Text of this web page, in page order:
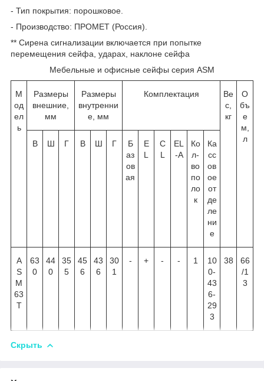
- Тип покрытия: порошковое.
- Производство: ПРОМЕТ (Россия).
** Сирена сигнализации включается при попытке
перемещения сейфа, ударах, наклоне сейфа
Мебельные и офисные сейфы серия ASM
М
од
ел
ь
Размеры
внешние,
мм
Размеры
внутренни
е, мм
Комплектация
Ве
с,
кг
О
бъ
е
м,
л
В Ш Г В Ш Г
Б
аз
ов
ая
E
L
C
L
EL
-A
Ко
л-
во
по
ло
к
Ка
сс
ов
ое
от
де
ле
ни
е
A
S
M
63
T
63
0
44
0
35
5
45
6
43
6
30
1
- + - - 1
10
0-
43
6-
29
3
38
66
/1
3
Скрыть